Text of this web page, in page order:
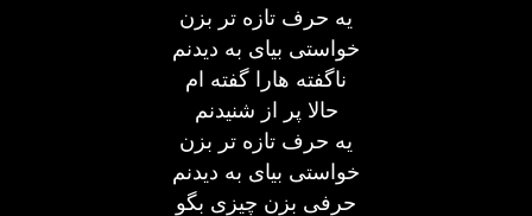
یه حرف تازه تر بزن
خواستی بیای به دیدنم
ناگفته هارا گفته ام
حالا پر از شنیدنم
یه حرف تازه تر بزن
خواستی بیای به دیدنم
حرفی بزن چیزی بگو